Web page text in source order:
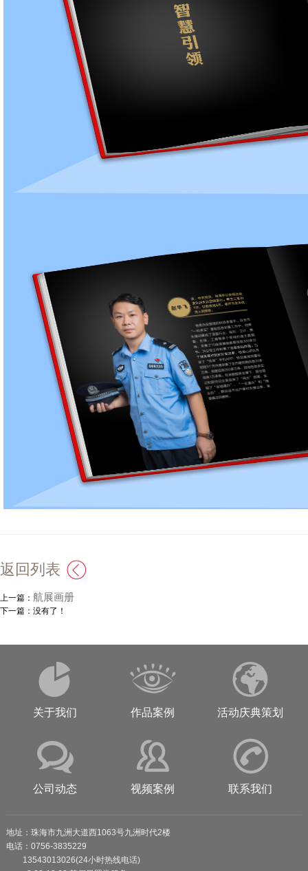
返回列表
上一篇： 航展画册
下一篇：没有了！
关于我们 作品案例 活动庆典策划
公司动态 视频案例 联系我们
地址：珠海市九洲大道西1063号九洲时代2楼
电话：0756-3835229
13543013026(24小时热线电话)